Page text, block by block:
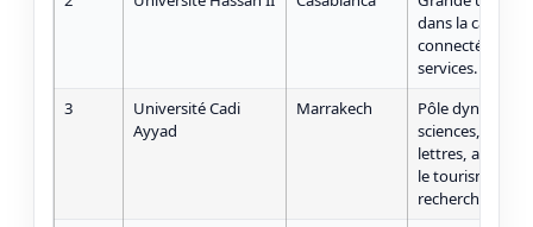
dans la
connectée au
services.
3
Université Cadi
Ayyad
Marrakech
Pôle
sciences,
lettres, avec un
le tourisme,
recherche.